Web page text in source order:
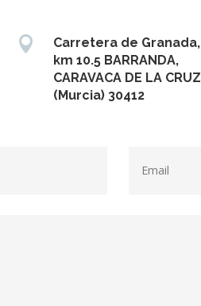

Carretera de Granada,
km 10.5 BARRANDA,
CARAVACA DE LA CRUZ
(Murcia) 30412